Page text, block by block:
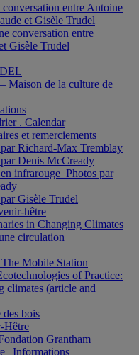
entre Antoine
et Gisèle Trudel
conversation entre
Gisèle Trudel
Maison de la culture de
. Calendar
et remerciements
Richard-Max Tremblay
Denis McCready
infrarouge_Photos par
Gisèle Trudel
hêtre
in Changing Climates
circulation
Mobile Station
of Practice:
climates (article and
des bois
Hêtre
Grantham
| Informations